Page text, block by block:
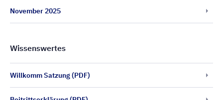
November 2025
Wissenswertes
Willkomm Satzung (PDF)